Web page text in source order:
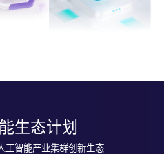
生态计划
工智能产业集群创新生态